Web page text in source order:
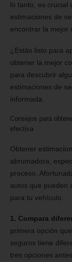
lo tanto, es crucial
estimaciones de
encontrar la mejor
¿Estás listo para
obtener la mejor
para descubrir
estimaciones de
informada.
Consejos para
efectiva
Obtener
abrumadora,
proceso.
autos que pueden
para tu vehículo.
1. Compara
primera opción
seguros tiene
tres opciones